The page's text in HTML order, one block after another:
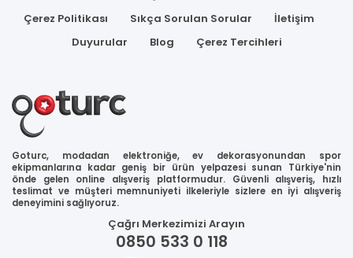
Çerez Politikası
Sıkça Sorulan Sorular
İletişim
Duyurular
Blog Çerez Tercihleri
Goturc, modadan elektroniğe, ev dekorasyonundan spor
ekipmanlarına kadar geniş bir ürün yelpazesi sunan Türkiye'nin
önde gelen online alışveriş platformudur. Güvenli alışveriş, hızlı
teslimat ve müşteri memnuniyeti ilkeleriyle sizlere en iyi alışveriş
deneyimini sağlıyoruz.
Çağrı Merkezimizi Arayın
0850 533 0 118